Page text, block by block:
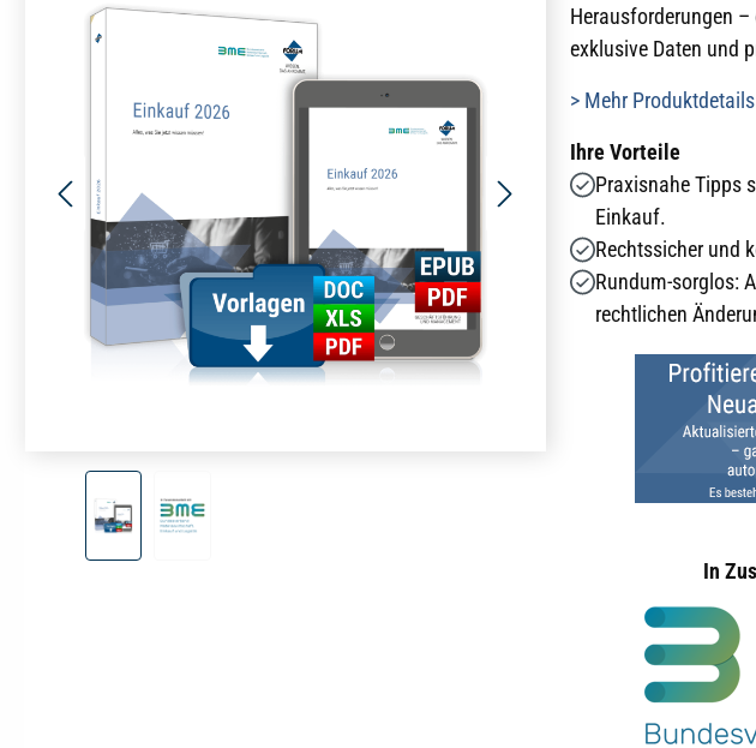
Herausforderungen
exklusive Daten und
> Mehr Produktdetails
Ihre Vorteile
Praxisnahe Tipps
Einkauf.
Rechtssicher und
Rundum-sorglos:
rechtlichen
In